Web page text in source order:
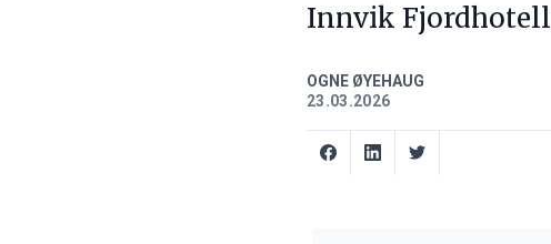
Innvik
OGNE ØYEHAUG
23.03.2026